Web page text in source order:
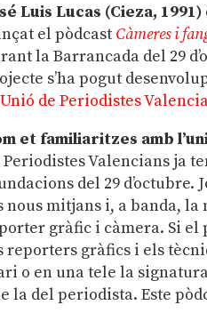
Luis Lucas (Cieza, 1991)
el pòdcast Càmeres i
la Barrancada del 29
s’ha pogut
de Periodistes
et familiaritzes amb
Periodistes Valencians ja
del 29
nous mitjans i, a banda,
gràfic i càmera. Si el
reporters gràfics i els
o en una tele la
la del periodista. Este